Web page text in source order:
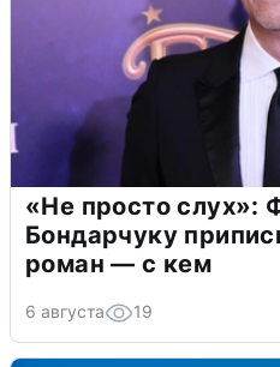
«Не просто слух»:
Бондарчуку
роман — с кем
6 августа 19